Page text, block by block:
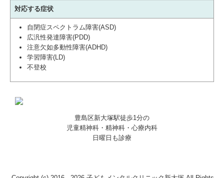
対応する症状
自閉症スペクトラム障害(ASD)
広汎性発達障害(PDD)
注意欠如多動性障害(ADHD)
学習障害(LD)
不登校
豊島区新大塚駅徒歩1分の
児童精神科・精神科・心療内科
日曜日も診療